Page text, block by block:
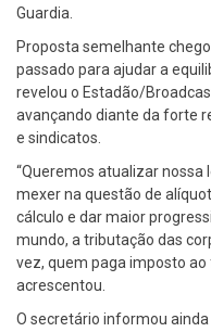
Guardia.
Proposta semelhante
passado para ajudar a
revelou o Estadão/
avançando diante da forte
e sindicatos.
“Queremos atualizar nossa
mexer na questão de
cálculo e dar maior
mundo, a tributação das
vez, quem paga imposto ao
acrescentou.
O secretário informou